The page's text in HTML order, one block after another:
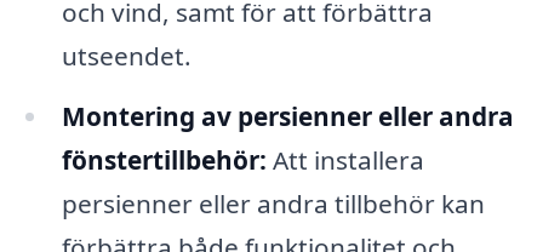
och vind, samt för att förbättra
utseendet.
Montering av persienner eller andra
fönstertillbehör: Att installera
persienner eller andra tillbehör kan